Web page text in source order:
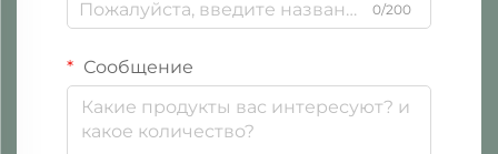
0/200
Сообщение